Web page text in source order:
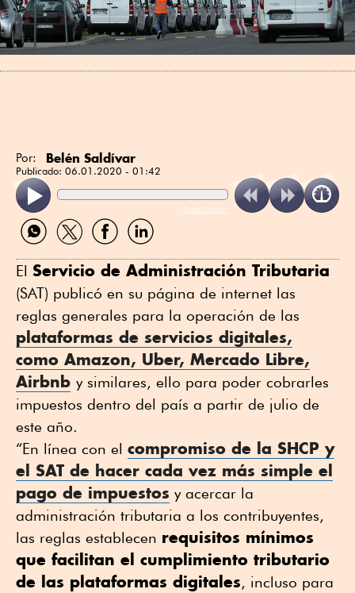
Por: Belén Saldívar
Publicado: 06.01.2020 - 01:42
ReadSpeaker
Compartir
por
Compartir
por
Compartir
por
Compartir
por
El Servicio de Administración Tributaria
(SAT) publicó en su página de internet las
reglas generales para la operación de las
plataformas de servicios digitales,
como Amazon, Uber, Mercado Libre,
Airbnb y similares, ello para poder cobrarles
impuestos dentro del país a partir de julio de
este año.
“En línea con el compromiso de la SHCP y
el SAT de hacer cada vez más simple el
pago de impuestos y acercar la
administración tributaria a los contribuyentes,
las reglas establecen requisitos mínimos
que facilitan el cumplimiento tributario
de las plataformas digitales, incluso para